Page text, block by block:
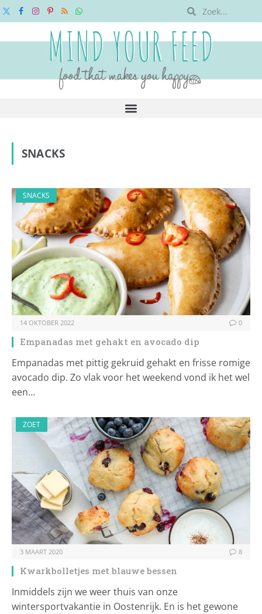
X
FacebookInstagram
Pinterest
RSSWhatsApp
SNACKS
SNACKS
14 OKTOBER 2022 0
Empanadas met gehakt en avocado dip
Empanadas met pittig gekruid gehakt en frisse romige
avocado dip. Zo vlak voor het weekend vond ik het wel
een…
ZOET
3 MAART 2020 8
Kwarkbolletjes met blauwe bessen
Inmiddels zijn we weer thuis van onze
wintersportvakantie in Oostenrijk. En is het gewone